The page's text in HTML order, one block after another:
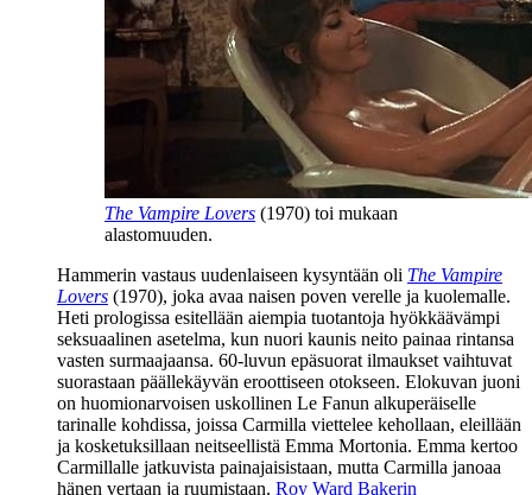
The Vampire Lovers (1970) toi mukaan
alastomuuden.
Hammerin vastaus uudenlaiseen kysyntään oli The Vampire
Lovers (1970), joka avaa naisen poven verelle ja kuolemalle.
Heti prologissa esitellään aiempia tuotantoja hyökkäävämpi
seksuaalinen asetelma, kun nuori kaunis neito painaa rintansa
vasten surmaajaansa. 60‑luvun epäsuorat ilmaukset vaihtuvat
suorastaan päällekäyvän eroottiseen otokseen. Elokuvan juoni
on huomionarvoisen uskollinen Le Fanun alkuperäiselle
tarinalle kohdissa, joissa Carmilla viettelee kehollaan, eleillään
ja kosketuksillaan neitseellistä Emma Mortonia. Emma kertoo
Carmillalle jatkuvista painajaisistaan, mutta Carmilla janoaa
hänen vertaan ja ruumistaan. Roy Ward Bakerin